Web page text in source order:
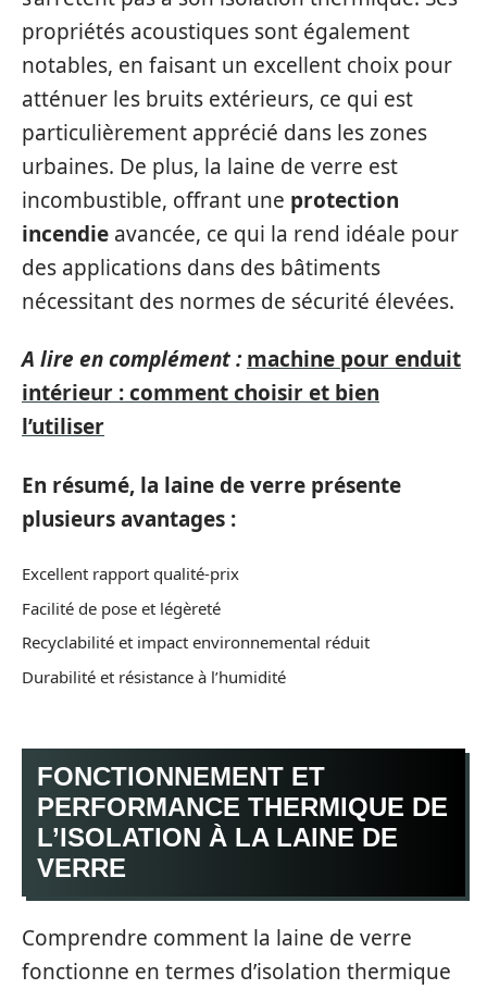
propriétés acoustiques sont également
notables, en faisant un excellent choix pour
atténuer les bruits extérieurs, ce qui est
particulièrement apprécié dans les zones
urbaines. De plus, la laine de verre est
incombustible, offrant une protection
incendie avancée, ce qui la rend idéale pour
des applications dans des bâtiments
nécessitant des normes de sécurité élevées.
A lire en complément : machine pour enduit
intérieur : comment choisir et bien
l’utiliser
En résumé, la laine de verre présente
plusieurs avantages :
Excellent rapport qualité-prix
Facilité de pose et légèreté
Recyclabilité et impact environnemental réduit
Durabilité et résistance à l’humidité
FONCTIONNEMENT ET
PERFORMANCE THERMIQUE DE
L’ISOLATION À LA LAINE DE
VERRE
Comprendre comment la laine de verre
fonctionne en termes d’isolation thermique